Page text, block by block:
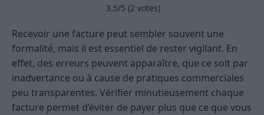
3.5/5 (2 votes)
Recevoir une facture peut sembler souvent une
formalité, mais il est essentiel de rester vigilant. En
effet, des erreurs peuvent apparaître, que ce soit par
inadvertance ou à cause de pratiques commerciales
peu transparentes. Vérifier minutieusement chaque
facture permet d’éviter de payer plus que ce que vous